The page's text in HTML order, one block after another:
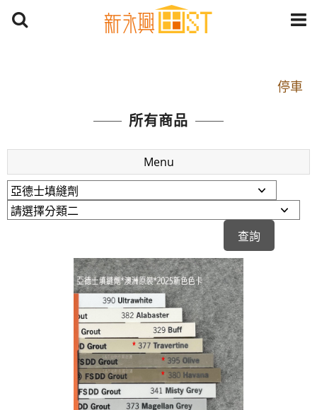
停車
捷運： 中和線【頂溪站 2 號出口】往中山路1段139
原Line已滿 無法加Line好友 請親愛的客戶加入
LINE官方帳號@a0975005573
開車：中山路1段 到永平路路口(樂華夜市口)門口可
停車
捷運： 中和線【頂溪站 2 號出口】往中山路1段139
號約10分鐘
原Line已滿 無法加Line好友 請親愛的客戶加入
LINE官方帳號@a0975005573
所有商品
Menu